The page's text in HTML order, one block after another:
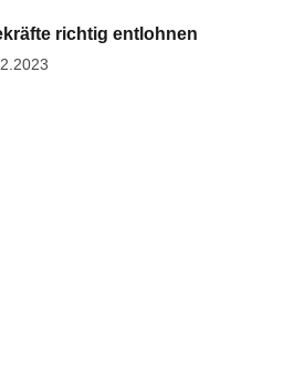
richtig entlohnen